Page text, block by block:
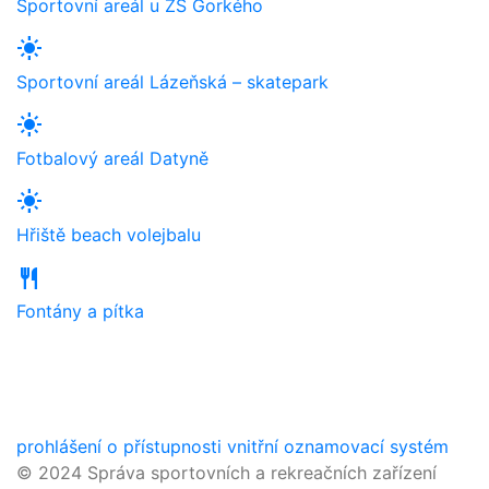
Sportovní areál u ZŠ Gorkého
light_mode
Sportovní areál Lázeňská – skatepark
light_mode
Fotbalový areál Datyně
light_mode
Hřiště beach volejbalu
restaurant
Fontány a pítka
prohlášení o přístupnosti vnitřní oznamovací systém
© 2024 Správa sportovních a rekreačních zařízení